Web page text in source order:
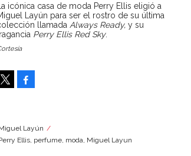
Layún
Ellis, perfume, moda, Miguel Layun
La icónica casa de moda Perry Ellis eligió a
Layún para ser el rostro de su última
llamada Always Ready, y su
Perry Ellis Red Sky.